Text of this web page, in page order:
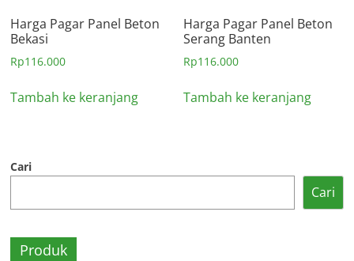
Harga Pagar Panel Beton
Bekasi
Rp116.000
Tambah ke keranjang
Harga Pagar Panel Beton
Serang Banten
Rp116.000
Tambah ke keranjang
Cari
Cari
Produk